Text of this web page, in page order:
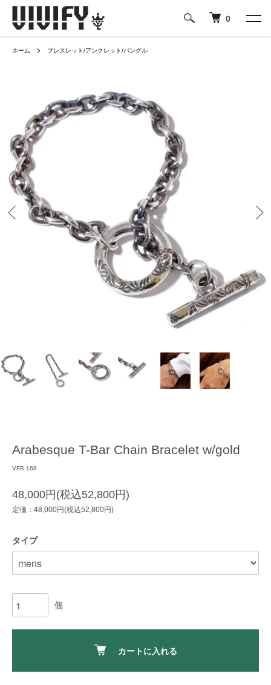
0
ホーム ブレスレット/アンクレット/バングル
Arabesque T-Bar Chain Bracelet w/gold
VFB-168
48,000円(税込52,800円)
定価：48,000円(税込52,800円)
タイプ
個
カートに入れる